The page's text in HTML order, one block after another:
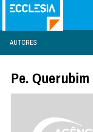
AUTORES
Pe.